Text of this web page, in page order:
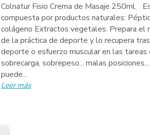
Colnatur Fisio Crema de Masaje 250ml.
compuesta por productos naturales:
colágeno Extractos vegetales. Prepara el
de la práctica de deporte y lo recupera
deporte o esfuerzo muscular en las tareas
sobrecarga, sobrepeso... malas
puede...
Leer más